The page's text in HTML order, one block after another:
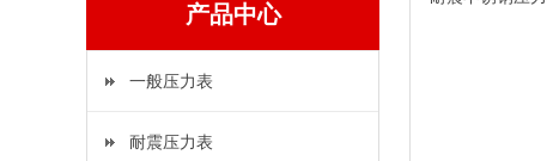
产品中心
一般压力表
耐震压力表